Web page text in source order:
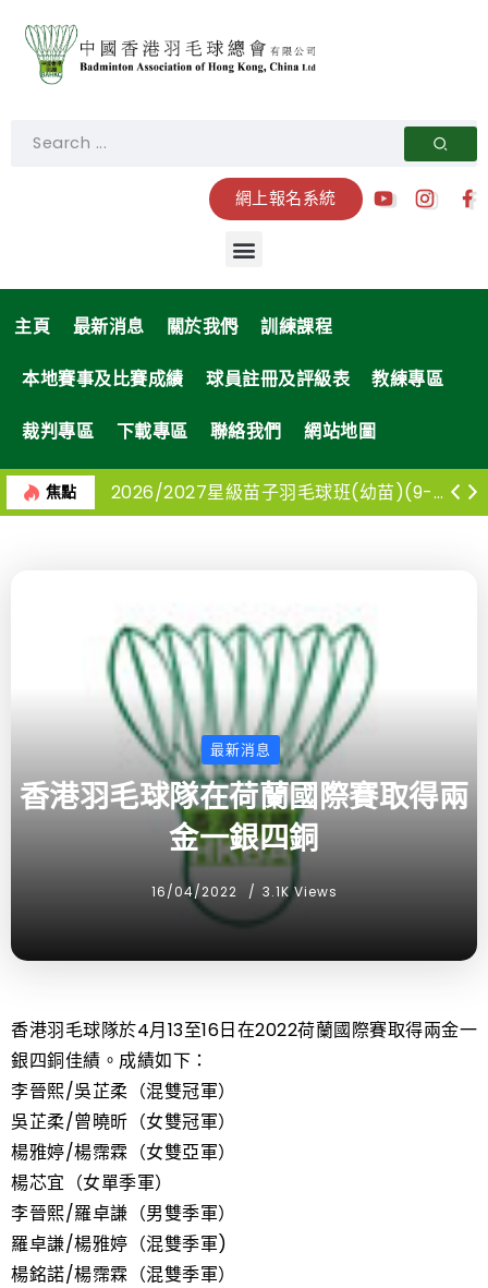
網上報名系統
主頁 最新消息 關於我們 訓練課程
本地賽事及比賽成績 球員註冊及評級表 教練專區
裁判專區 下載專區 聯絡我們 網站地圖
焦點 2026/2027星級苗子羽毛球班(幼苗)(9-12月)
最新消息
香港羽毛球隊在荷蘭國際賽取得兩
金一銀四銅
16/04/2022 3.1K Views
香港羽毛球隊於4月13至16日在2022荷蘭國際賽取得兩金一
銀四銅佳績。成績如下：
李晉熙/吳芷柔（混雙冠軍）
吳芷柔/曾曉昕（女雙冠軍）
楊雅婷/楊霈霖（女雙亞軍）
楊芯宜（女單季軍）
李晉熙/羅卓謙（男雙季軍）
羅卓謙/楊雅婷（混雙季軍)
楊銘諾/楊霈霖（混雙季軍）